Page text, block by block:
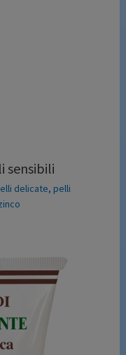
sensibili
delicate, pelli